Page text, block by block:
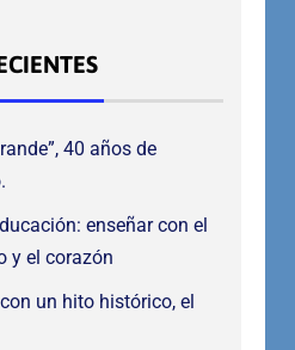
40 años de
enseñar con el
y el corazón
un hito histórico, el